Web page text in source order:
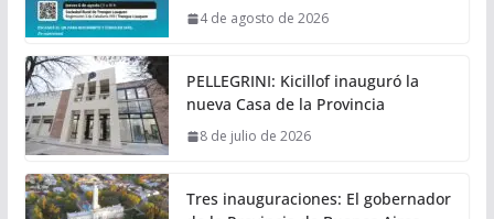
4 de agosto de 2026
PELLEGRINI: Kicillof inauguró la
nueva Casa de la Provincia
8 de julio de 2026
Tres inauguraciones: El gobernador